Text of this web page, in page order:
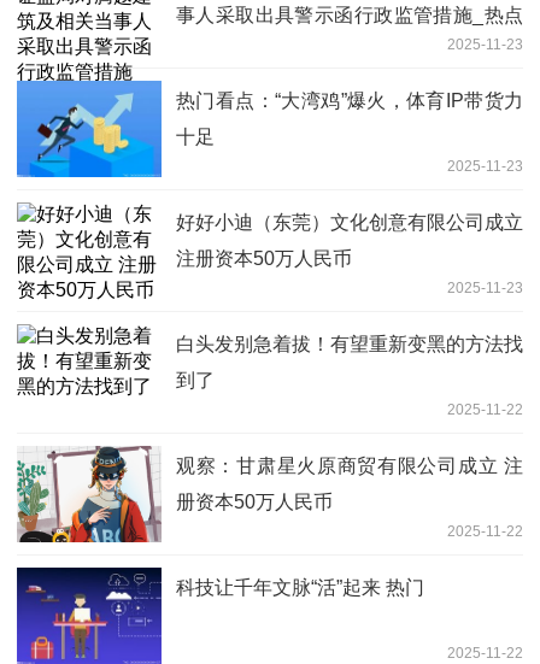
事人采取出具警示函行政监管措施_热点
2025-11-23
热门看点：“大湾鸡”爆火，体育IP带货力
十足
2025-11-23
好好小迪（东莞）文化创意有限公司成立
注册资本50万人民币
2025-11-23
白头发别急着拔！有望重新变黑的方法找
到了
2025-11-22
观察：甘肃星火原商贸有限公司成立 注
册资本50万人民币
2025-11-22
科技让千年文脉“活”起来 热门
2025-11-22